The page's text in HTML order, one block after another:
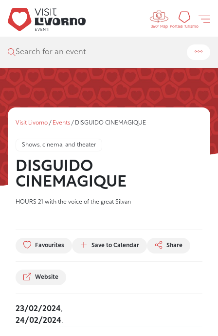
Controls
360° Map Portale Turismo
Search for an event
Visit Livorno / Events / DISGUIDO CINEMAGIQUE
Shows, cinema, and theater
DISGUIDO
CINEMAGIQUE
HOURS 21 with the voice of the great Silvan
Favourites Save to Calendar Share
Website
23/02/2024,
24/02/2024.